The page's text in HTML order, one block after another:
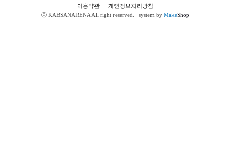
이용약관ㅣ 개인정보처리방침
ⓒ KABSANARENA All right reserved.
system by MakeShop